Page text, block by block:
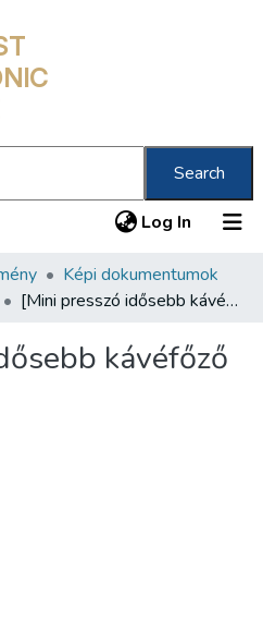
Search
Log In (current)
Képi dokumentumok
[Mini presszó idősebb kávéfőző nővel]
kávéfőző